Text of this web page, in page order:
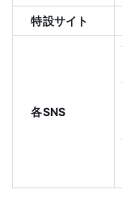
特設サイト
各SNS